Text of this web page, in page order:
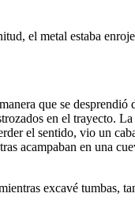
el metal estaba
que se desprendió
en el trayecto.
el sentido, vio un
acampaban en una
excavé tumbas,